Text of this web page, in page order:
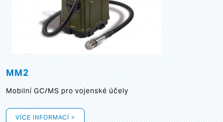
MM2
Mobilní GC/MS pro vojenské účely
VÍCE INFORMACÍ >